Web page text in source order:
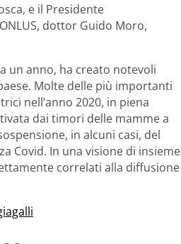
e il Presidente
dottor Guido Moro,
un anno, ha creato notevoli
Molte delle più importanti
nell’anno 2020, in piena
dai timori delle mamme a
in alcuni casi, del
Covid. In una visione di insieme
correlati alla diffusione